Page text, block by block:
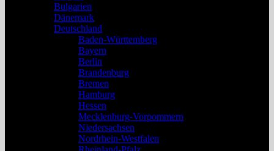
Bulgarien
Dänemark
Deutschland
Baden-Württemberg
Bayern
Berlin
Brandenburg
Bremen
Hamburg
Hessen
Mecklenburg-Vorpommern
Niedersachsen
Nordrhein-Westfalen